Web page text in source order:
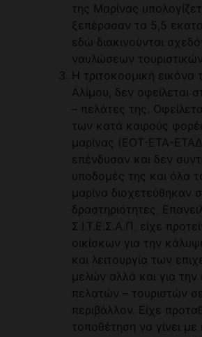
της Μαρίνας
ξεπέρασαν τα 5,5
εδώ διακινούνται
ναυλώσεων
Η τριτοκοσμική εικόνα
Αλίμου, δεν οφείλεται
– πελάτες της.
των κατά καιρούς
μαρίνας (ΕΟΤ-ΕΤΑ-
επένδυσαν και δεν
υποδομές της και όλα
μαρίνα διοχετεύθηκαν
δραστηριότητες.
Σ.Ι.Τ.Ε.Σ.Α.Π. είχε
οικίσκων για την
και λειτουργία των
μελών αλλά και για
πελατών – τουριστών
περιβάλλον. Είχε
τοποθέτηση να γίνει